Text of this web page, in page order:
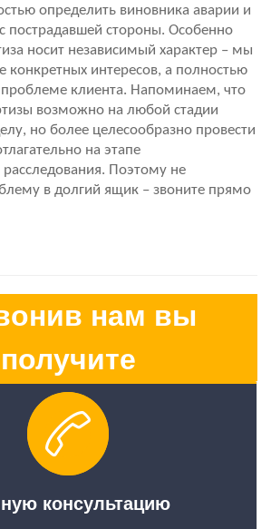
определить виновника аварии и
пострадавшей стороны. Особенно
носит независимый характер – мы
конкретных интересов, а полностью
клиента. Напоминаем, что
возможно на любой стадии
но более целесообразно провести
на этапе
расследования. Поэтому не
в долгий ящик – звоните прямо
нам вы
получите
консультацию